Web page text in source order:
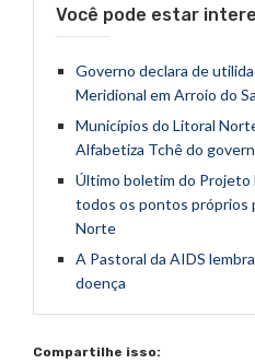
Você pode estar
Governo declara de
Meridional em Arroio do
Municípios do Litoral
Alfabetiza Tchê do
Último boletim do Projeto
todos os pontos próprios
Norte
A Pastoral da AIDS
doença
Compartilhe isso: